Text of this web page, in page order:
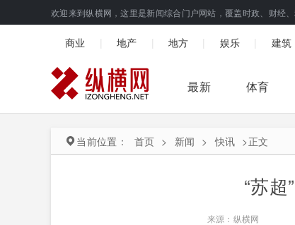
欢迎来到纵横网，这里是新闻综合门户网站，覆盖时政、财经
商业 地产 地方 娱乐 建筑
最新 体育
当前位置： 首页 > 新闻 > 快讯 >正文
“苏超
来源：纵横网